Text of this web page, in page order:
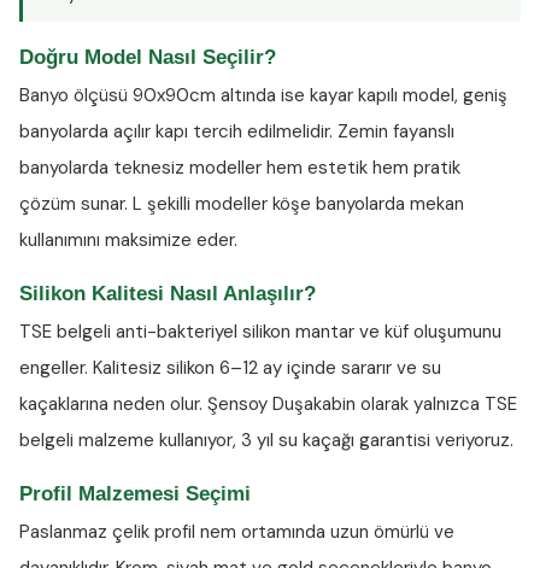
Doğru Model Nasıl Seçilir?
Banyo ölçüsü 90x90cm altında ise kayar kapılı model, geniş
banyolarda açılır kapı tercih edilmelidir. Zemin fayanslı
banyolarda teknesiz modeller hem estetik hem pratik
çözüm sunar. L şekilli modeller köşe banyolarda mekan
kullanımını maksimize eder.
Silikon Kalitesi Nasıl Anlaşılır?
TSE belgeli anti-bakteriyel silikon mantar ve küf oluşumunu
engeller. Kalitesiz silikon 6–12 ay içinde sararır ve su
kaçaklarına neden olur. Şensoy Duşakabin olarak yalnızca TSE
belgeli malzeme kullanıyor, 3 yıl su kaçağı garantisi veriyoruz.
Profil Malzemesi Seçimi
Paslanmaz çelik profil nem ortamında uzun ömürlü ve